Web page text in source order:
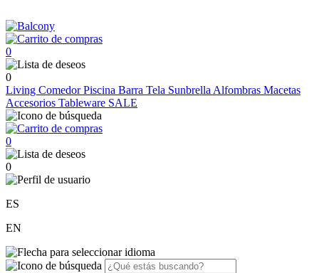
0
0
Living ComedorPiscina Barra Tela Sunbrella Alfombras Macetas
Accesorios Tableware SALE
0
0
ES
EN